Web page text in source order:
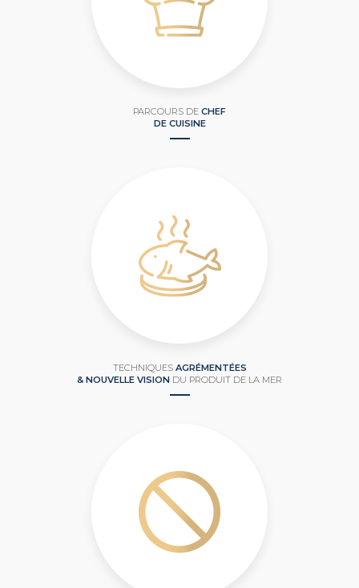
PARCOURS DE CHEF
DE CUISINE
TECHNIQUES AGRÉMENTÉES
& NOUVELLE VISION DU PRODUIT DE LA MER